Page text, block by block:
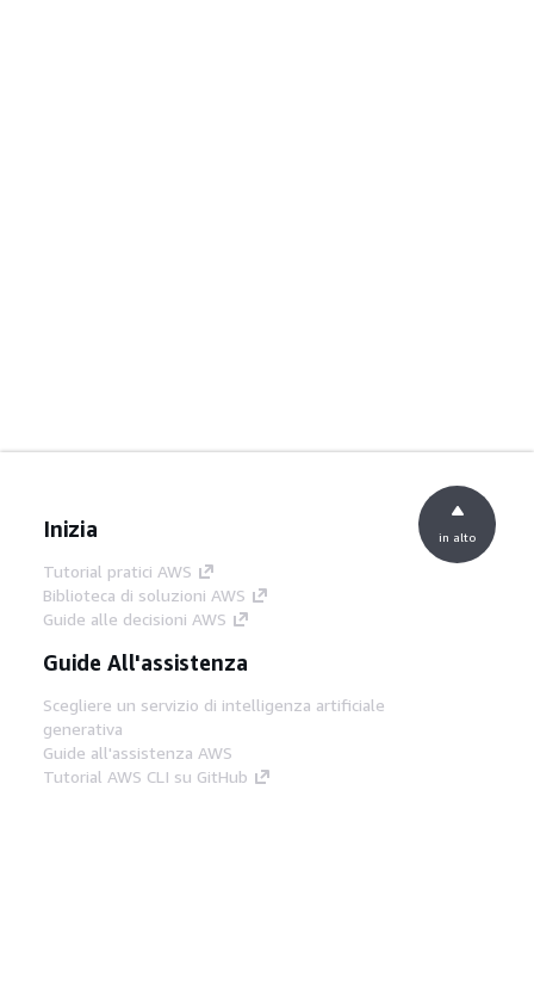
Inizia
Tutorial pratici AWS
Biblioteca di soluzioni AWS
Guide alle decisioni AWS
Guide All'assistenza
Scegliere un servizio di intelligenza artificiale
generativa
Guide all'assistenza AWS
Tutorial AWS CLI su GitHub
in alto